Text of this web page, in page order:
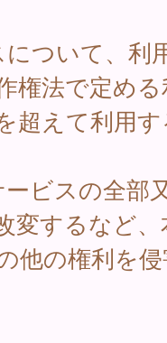
ついて、利
権法で定め
超えて利用
ビスの全部
変するなど
他の権利を